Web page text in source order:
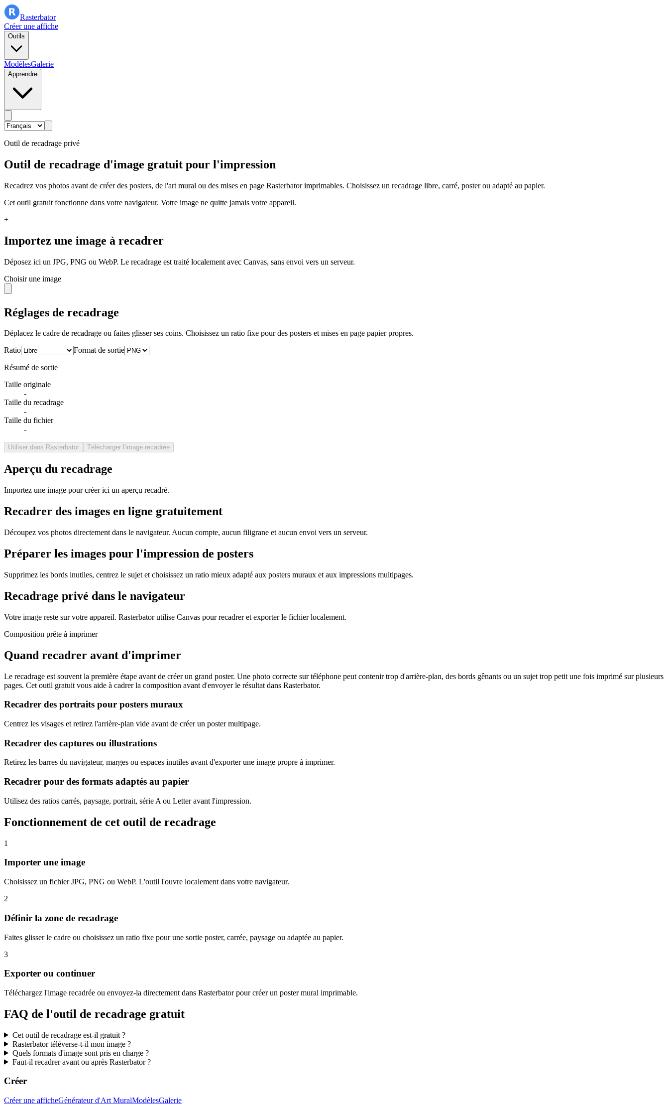
Rasterbator
Créer une affiche
Outils
ModèlesGalerie
Apprendre
Outil de recadrage privé
Outil de recadrage d'image gratuit pour l'impression
Recadrez vos photos avant de créer des posters, de l'art mural ou des mises en page Rasterbator imprimables. Choisissez un recadrage libre, carré, poster ou adapté au papier.
Cet outil gratuit fonctionne dans votre navigateur. Votre image ne quitte jamais votre appareil.
+
Importez une image à recadrer
Déposez ici un JPG, PNG ou WebP. Le recadrage est traité localement avec Canvas, sans envoi vers un serveur.
Choisir une image
Réglages de recadrage
Déplacez le cadre de recadrage ou faites glisser ses coins. Choisissez un ratio fixe pour des posters et mises en page papier propres.
Ratio
Format de sortie
Résumé de sortie
Taille originale
-
Taille du recadrage
-
Taille du fichier
-
Utiliser dans Rasterbator Télécharger l'image recadrée
Aperçu du recadrage
Importez une image pour créer ici un aperçu recadré.
Recadrer des images en ligne gratuitement
Découpez vos photos directement dans le navigateur. Aucun compte, aucun filigrane et aucun envoi vers un serveur.
Préparer les images pour l'impression de posters
Supprimez les bords inutiles, centrez le sujet et choisissez un ratio mieux adapté aux posters muraux et aux impressions multipages.
Recadrage privé dans le navigateur
Votre image reste sur votre appareil. Rasterbator utilise Canvas pour recadrer et exporter le fichier localement.
Composition prête à imprimer
Quand recadrer avant d'imprimer
Le recadrage est souvent la première étape avant de créer un grand poster. Une photo correcte sur téléphone peut contenir trop d'arrière-plan, des bords gênants ou un sujet trop petit une fois imprimé sur plusieurs
pages. Cet outil gratuit vous aide à cadrer la composition avant d'envoyer le résultat dans Rasterbator.
Recadrer des portraits pour posters muraux
Centrez les visages et retirez l'arrière-plan vide avant de créer un poster multipage.
Recadrer des captures ou illustrations
Retirez les barres du navigateur, marges ou espaces inutiles avant d'exporter une image propre à imprimer.
Recadrer pour des formats adaptés au papier
Utilisez des ratios carrés, paysage, portrait, série A ou Letter avant l'impression.
Fonctionnement de cet outil de recadrage
1
Importer une image
Choisissez un fichier JPG, PNG ou WebP. L'outil l'ouvre localement dans votre navigateur.
2
Définir la zone de recadrage
Faites glisser le cadre ou choisissez un ratio fixe pour une sortie poster, carrée, paysage ou adaptée au papier.
3
Exporter ou continuer
Téléchargez l'image recadrée ou envoyez-la directement dans Rasterbator pour créer un poster mural imprimable.
FAQ de l'outil de recadrage gratuit
Cet outil de recadrage est-il gratuit ?
Rasterbator téléverse-t-il mon image ?
Quels formats d'image sont pris en charge ?
Faut-il recadrer avant ou après Rasterbator ?
Créer
Créer une afficheGénérateur d'Art MuralModèlesGalerie